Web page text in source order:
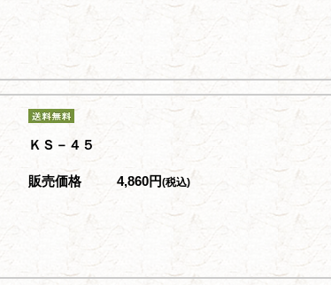
ＫＳ－４５
販売価格 4,860円(税込)